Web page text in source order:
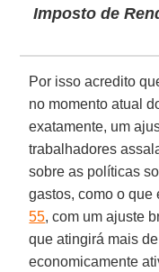
Imposto de
Por isso acredito
no momento atual
exatamente, um
trabalhadores
sobre as políticas
gastos, como o que
55, com um ajuste
que atingirá mais
economicamente